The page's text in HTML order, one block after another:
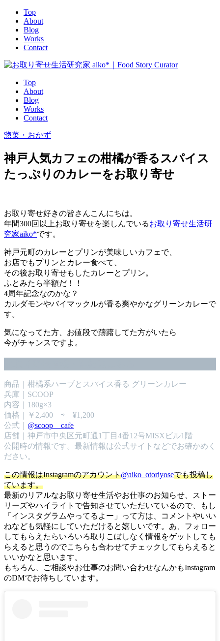
Top
About
Blog
Works
Contact
Top
About
Blog
Works
Contact
惣菜・おかず
神戸人気カフェの柑橘が香るスパイス
たっぷりのカレーをお取り寄せ
お取り寄せ好きの皆さんこんにちは。
年間300回以上お取り寄せを楽しんでいるお取り寄せ生活研
究家aiko*です。
神戸元町のカレーとプリンが美味しいカフェで、
お店でもプリンとカレー食べて、
その後お取り寄せもしたカレーとプリン。
ふとみたら半額だ！！
4周年記念なのかな？
カルダモンやバイマックルが香る爽やかなグリーンカレーで
す。
気になってた方、お値段で躊躇してた方がいたら
今がチャンスですよ。
商品｜柑橘系ハーブとスパイス香る グリーンカレー
兵庫｜SCOOP
内容｜180g×3
価格｜￥2,400 ⇨ ¥1,200
公式｜ @scoop__cafe
店舗｜神戸市中央区元町通1丁目4番12号MISXビル1階
公開時の情報です。最新情報は公式サイトなどでお確かめく
ださい。
この情報はInstagramのアカウント@aiko_otoriyoseでも投稿し
ています。
最新のリアルなお取り寄せ生活やお仕事のお知らせ、ストー
リーズやハイライトで告知させていただいているので、もし
「インスタグラムやってるよー」って方は、コメントやいい
ねなども気軽にしていただけると嬉しいです。あ、フォロー
してもらえたらいろいろ取りこぼしなく情報をゲットしても
らえると思うのでこちらも合わせてチェックしてもらえると
いいかなと思います。
もちろん、ご相談やお仕事のお問い合わせなんかもInstagram
のDMでお待ちしています。